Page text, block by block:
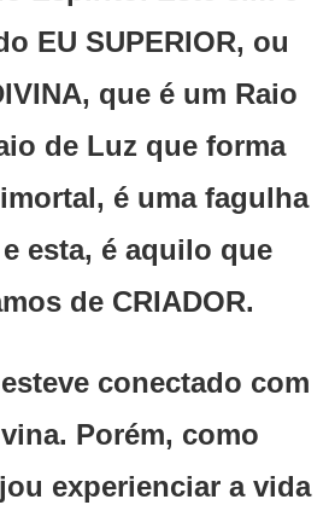
EU SUPERIOR, ou
que é um Raio
de Luz que forma
é uma fagulha
esta, é aquilo que
de CRIADOR.
conectado com
Porém, como
experienciar a vida